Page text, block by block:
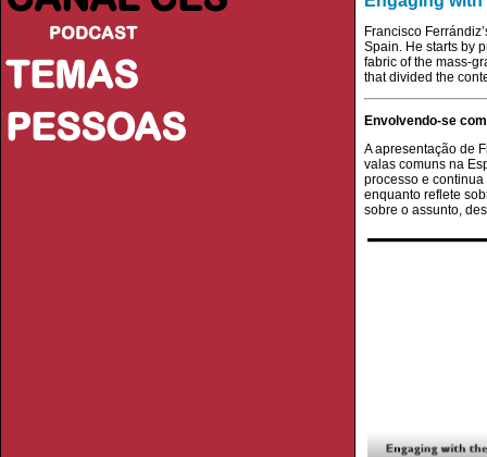
PODCAST
TEMAS
PESSOAS
Francisco
Spain. He starts by
fabric of the mass-
that divided the
Envolvendo-se
A apresentação de
valas comuns na
processo e
enquanto reflete
sobre o assunto,